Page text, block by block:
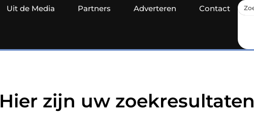
Uit de Media Partners Adverteren Contact
Hier zijn uw zoekresultaten